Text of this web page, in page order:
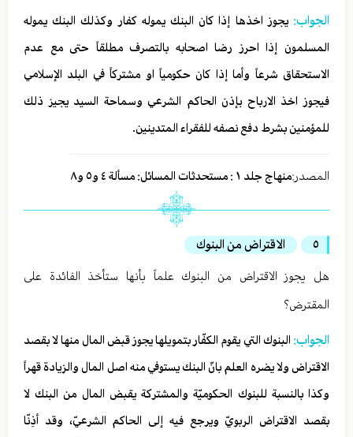
الجواب:يجوز اخذها إذا كان البنك يموله كفار وكذلك البنك يموله
المسلمون إذا احرز رضا اصحابه بالتصرف مطلقاً حتى مع عدم
الاستحقاق شرعاً وأما إذا كان حكومياً او مشتركاً في البلد الإسلامي
فيجوز اخذ الارباح بإذن الحاكم الشرعي وسماحة السيد يجيز ذلك
للمؤمنين بشرط دفع نصفه للفقراء المتدينين.
المصدر:منهاج جلد ١ : مستحدثات المسائل: مسألة ٤ و٥ و٨
٥
الاقتراض من البنوك
هل يجوز الاقتراض من البنوك علماً بأنها ستأخذ الفائدة على
المقترض؟
الجواب: البنوك التي يقوم الكفّار بتمويلها يجوز قبض المال منها لا بقصد
الاقتراض ولا يضره العلم بانّ البنك يستوفي منه اصل المال والزيادة قهراً
وكذا بالنسبة للبنوك الحكوميّة والمشتركة يقبض المال من البنك لا
بقصد الاقتراض الربويّ ويرجع فيه إلى الحاكم الشرعيّ، وقد أذِنّا